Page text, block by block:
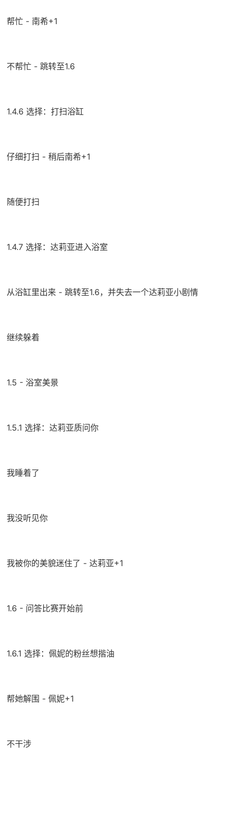
帮忙 - 南希+1
不帮忙 - 跳转至1.6
1.4.6 选择：打扫浴缸
仔细打扫 - 稍后南希+1
随便打扫
1.4.7 选择：达莉亚进入浴室
从浴缸里出来 - 跳转至1.6，并失去一个达莉亚小剧情
继续躲着
1.5 - 浴室美景
1.5.1 选择：达莉亚质问你
我睡着了
我没听见你
我被你的美貌迷住了 - 达莉亚+1
1.6 - 问答比赛开始前
1.6.1 选择：佩妮的粉丝想揩油
帮她解围 - 佩妮+1
不干涉